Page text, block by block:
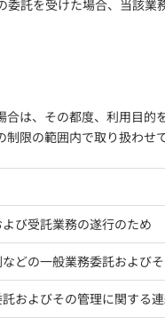
託を受けた場合、当該業
は、その都度、利用目的
限の範囲内で取り扱わせて
び受託業務の遂行のため
どの一般業務委託および
およびその管理に関する